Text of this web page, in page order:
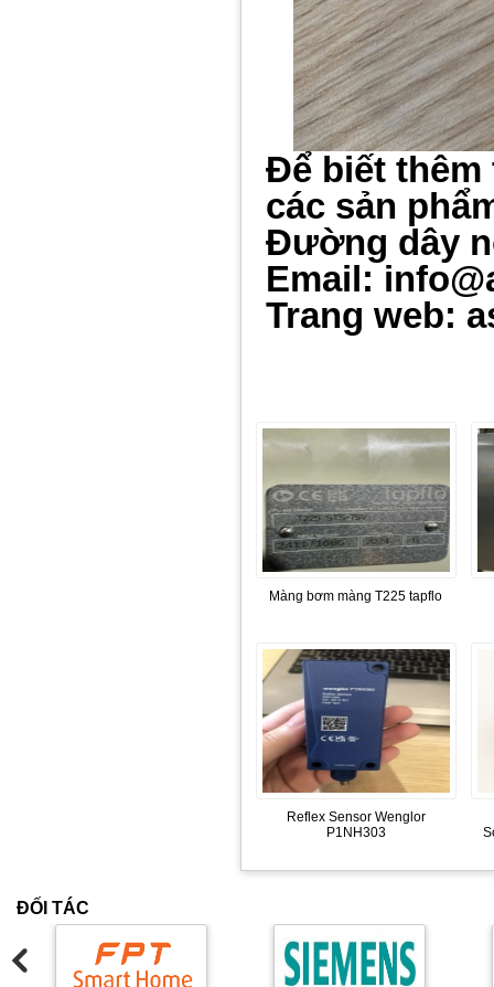
Để biết thêm
các sản
Đường dây
Email:
Trang web:
Màng bơm màng T225 tapflo
Reflex Sensor Wenglor
P1NH303
ĐỐI TÁC